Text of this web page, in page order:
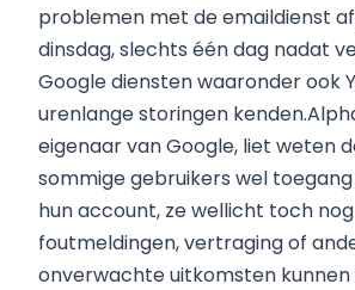
problemen met de emaildienst
dinsdag, slechts één dag nadat
Google diensten waaronder ook
urenlange storingen
eigenaar van Google, liet weten
sommige gebruikers wel
hun account, ze wellicht toch nog
foutmeldingen, vertraging of
onverwachte uitkomsten kunnen